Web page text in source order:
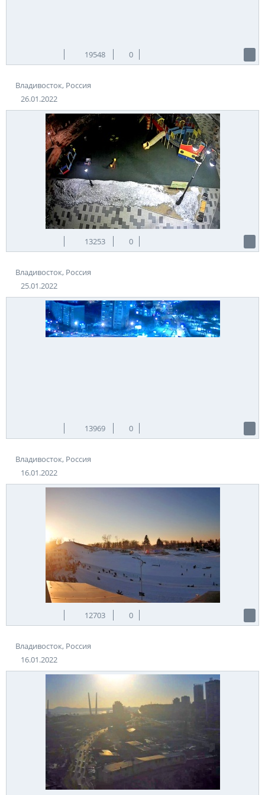
представляет собой каскад из 5 водопадов, высота которых
от 2 до 6 м.
дальневосточного леопарда можно в национальном парке
«Земля леопарда». Здесь могут впечатлить также
бескрайние лиановые хвойно-широколиственные леса.
Есть в Приморском крае действительно уникальное место –
точка, где сходятся границы России, Китая и Северной
Кореи. Находится оно на юге Хасанского района.
Непосредственно граница проходит по реке Туманная.
Поскольку это отдаленное от цивилизации место, флора и
фауна здесь сохранились в первозданном виде.
Владивосток – место, которое стоит посетить хоть раз в
жизни, оно наверняка придется каждому по душе, а
насладиться уголками этого города можно и в режиме
Теги:Россия Владивосток
19548 0
Владивосток, Россия
26.01.2022
13253 0
Владивосток, Россия
25.01.2022
13969 0
Владивосток, Россия
16.01.2022
12703 0
Владивосток, Россия
16.01.2022